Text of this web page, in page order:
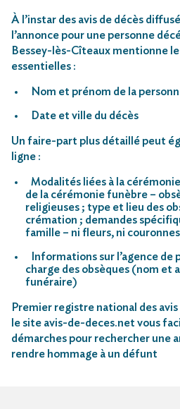
À l’instar des avis de décès
l’annonce pour une personne
Bessey-lès-Cîteaux mentionne
essentielles :
Nom et prénom de la
Date et ville du décès
Un faire-part plus détaillé peut
ligne :
Modalités liées à la
de la cérémonie funèbre –
religieuses ; type et lieu des
crémation ; demandes
famille – ni fleurs, ni
Informations sur l’agence de
charge des obsèques (nom et
funéraire)
Premier registre national des avis
le site avis-de-deces.net vous
démarches pour rechercher une
rendre hommage à un défunt